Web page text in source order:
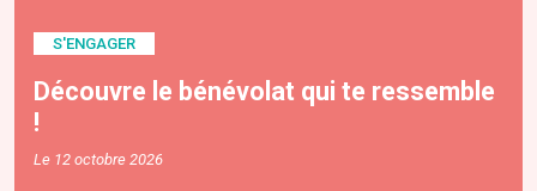
S'ENGAGER
Découvre le bénévolat qui te ressemble
!
Le 12 octobre 2026